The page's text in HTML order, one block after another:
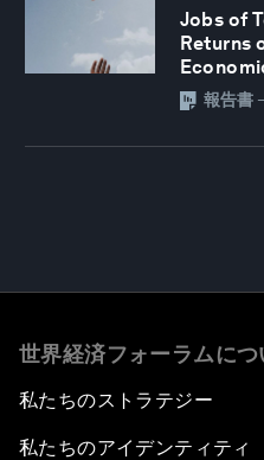
Jobs of
Returns
報告書
世界経済フォーラムにつ
私たちのストラテジー
私たちのアイデンティティ